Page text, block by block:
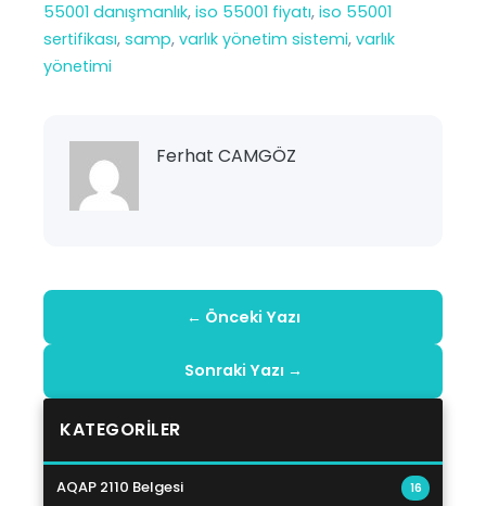
55001 danışmanlık, iso 55001 fiyatı, iso 55001
sertifikası, samp, varlık yönetim sistemi, varlık
yönetimi
Ferhat CAMGÖZ
← Önceki Yazı
Sonraki Yazı →
KATEGORILER
AQAP 2110 Belgesi 16